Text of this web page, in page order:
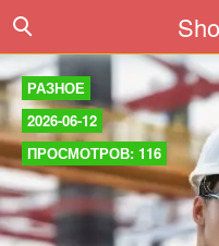
РАЗНОЕ
2026-06-12
ПРОСМОТРОВ: 116